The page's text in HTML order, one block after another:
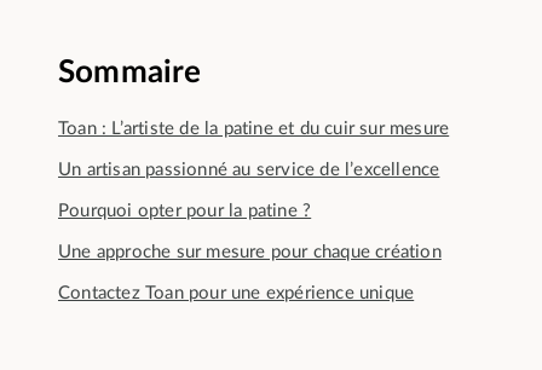
Sommaire
Toan : L’artiste de la patine et du cuir sur mesure
Un artisan passionné au service de l’excellence
Pourquoi opter pour la patine ?
Une approche sur mesure pour chaque création
Contactez Toan pour une expérience unique